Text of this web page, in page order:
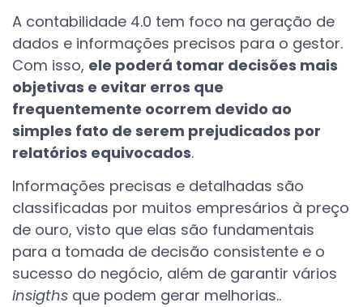
A contabilidade 4.0 tem foco na geração de
dados e informações precisos para o gestor.
Com isso, ele poderá tomar decisões mais
objetivas e evitar erros que
frequentemente ocorrem devido ao
simples fato de serem prejudicados por
relatórios equivocados.
Informações precisas e detalhadas são
classificadas por muitos empresários à preço
de ouro, visto que elas são fundamentais
para a tomada de decisão consistente e o
sucesso do negócio, além de garantir vários
insigths que podem gerar melhorias..